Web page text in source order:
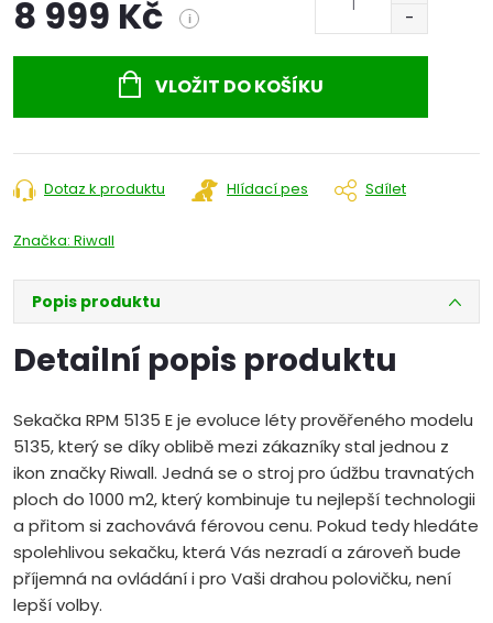
8 999 Kč i
VLOŽIT DO KOŠÍKU
Dotaz k produktu Hlídací pes Sdílet
Značka: Riwall
Popis produktu
Detailní popis produktu
Sekačka RPM 5135 E je evoluce léty prověřeného modelu
5135, který se díky oblibě mezi zákazníky stal jednou z
ikon značky Riwall. Jedná se o stroj pro údžbu travnatých
ploch do 1000 m2, který kombinuje tu nejlepší technologii
a přitom si zachovává férovou cenu. Pokud tedy hledáte
spolehlivou sekačku, která Vás nezradí a zároveň bude
příjemná na ovládání i pro Vaši drahou polovičku, není
lepší volby.